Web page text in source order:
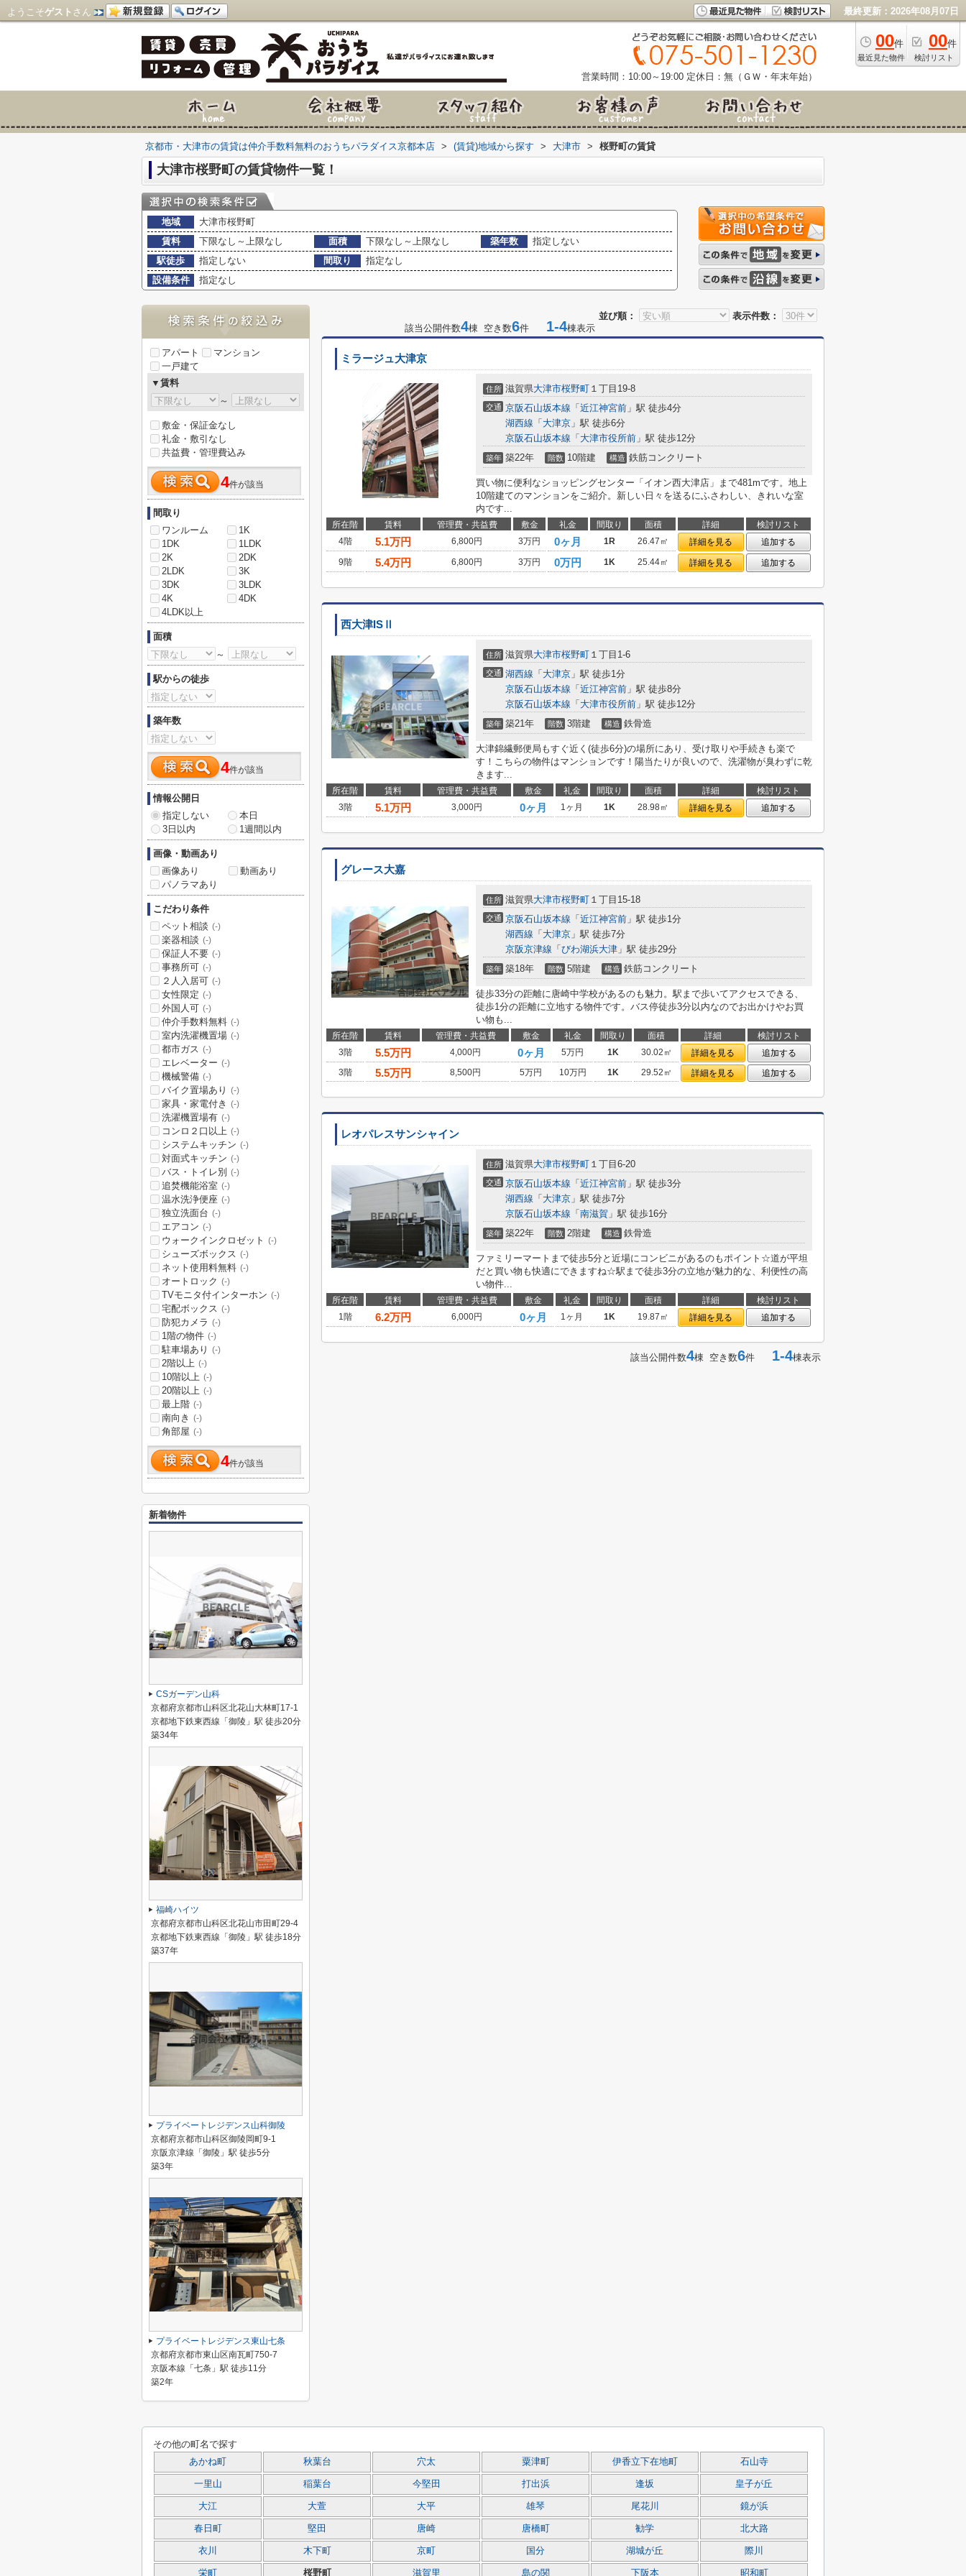
ようこそゲスト さん 最終更新：2026年08月07日
00件
最近見た物件
00件
検討リスト
営業時間：10:00～19:00 定休日：無（ＧＷ・年末年始）
京都市・大津市の賃貸は仲介手数料無料のおうちパラダイス京都本店 > (賃貸)地域から探す > 大津市 > 桜野町の賃貸
大津市桜野町の賃貸物件一覧！
地域
大津市桜野町
賃料
下限なし～上限なし 面積 下限なし～上限なし 築年数
指定しない
駅徒歩
指定しない 間取り
指定なし
設備条件
指定なし
並び順：
表示件数：
該当公開件数4棟 空き数6件 1-4棟表示
ミラージュ大津京
住所 滋賀県大津市桜野町 １丁目19-8
交通 京阪石山坂本線 「 近江神宮前 」駅 徒歩4分
湖西線 「 大津京 」駅 徒歩6分
京阪石山坂本線 「 大津市役所前 」駅 徒歩12分
築年 築22年 階数 10階建 構造 鉄筋コンクリート
買い物に便利なショッピングセンター「イオン西大津店」まで481mです。地上
10階建てのマンションをご紹介。新しい日々を送るにふさわしい、きれいな室
内です...
所在階 賃料 管理費・共益費 敷金 礼金 間取り 面積 詳細
検討リスト
4階
5.1万円 6,800円 3万円 0ヶ月 1R 26.47㎡ 詳細を見る
追加する
9階
5.4万円 6,800円 3万円 0万円 1K 25.44㎡ 詳細を見る 追加する
西大津ISⅡ
住所 滋賀県大津市桜野町 １丁目1-6
交通 湖西線 「 大津京 」駅 徒歩1分
京阪石山坂本線 「 近江神宮前 」駅 徒歩8分
京阪石山坂本線 「 大津市役所前 」駅 徒歩12分
築年 築21年 階数 3階建 構造 鉄骨造
大津錦繊郵便局もすぐ近く(徒歩6分)の場所にあり、受け取りや手続きも楽で
す！こちらの物件はマンションです！陽当たりが良いので、洗濯物が臭わずに乾
きます...
所在階 賃料 管理費・共益費 敷金 礼金 間取り 面積 詳細
検討リスト
3階
5.1万円 3,000円 0ヶ月 1ヶ月 1K 28.98㎡ 詳細を見る 追加する
グレース大嘉
住所 滋賀県大津市桜野町 １丁目15-18
交通 京阪石山坂本線 「 近江神宮前 」駅 徒歩1分
湖西線 「 大津京 」駅 徒歩7分
京阪京津線 「 びわ湖浜大津 」駅 徒歩29分
築年 築18年 階数 5階建 構造 鉄筋コンクリート
徒歩33分の距離に唐崎中学校があるのも魅力。駅まで歩いてアクセスできる、
徒歩1分の距離に立地する物件です。バス停徒歩3分以内なのでお出かけやお買
い物も...
所在階 賃料 管理費・共益費 敷金 礼金 間取り 面積 詳細
検討リスト
3階
5.5万円 4,000円 0ヶ月 5万円 1K 30.02㎡ 詳細を見る
追加する
3階
5.5万円 8,500円 5万円 10万円 1K 29.52㎡ 詳細を見る 追加する
レオパレスサンシャイン
住所 滋賀県大津市桜野町 １丁目6-20
交通 京阪石山坂本線 「 近江神宮前 」駅 徒歩3分
湖西線 「 大津京 」駅 徒歩7分
京阪石山坂本線 「 南滋賀 」駅 徒歩16分
築年 築22年 階数 2階建 構造 鉄骨造
ファミリーマートまで徒歩5分と近場にコンビニがあるのもポイント☆道が平坦
だと買い物も快適にできますね☆駅まで徒歩3分の立地が魅力的な、利便性の高
い物件...
所在階 賃料 管理費・共益費 敷金 礼金 間取り 面積 詳細
検討リスト
1階
6.2万円 6,000円 0ヶ月 1ヶ月 1K 19.87㎡ 詳細を見る 追加する
該当公開件数4棟 空き数6件 1-4棟表示
アパート
マンション
一戸建て
▼賃料
～
敷金・保証金なし
礼金・敷引なし
共益費・管理費込み
4件が該当
間取り
ワンルーム
1K
1DK
1LDK
2K
2DK
2LDK
3K
3DK
3LDK
4K
4DK
4LDK以上
面積
～
駅からの徒歩
築年数
4件が該当
情報公開日
指定しない
本日
3日以内
1週間以内
画像・動画あり
画像あり
動画あり
パノラマあり
こだわり条件
ペット相談 (-)
楽器相談 (-)
保証人不要 (-)
事務所可 (-)
２人入居可 (-)
女性限定 (-)
外国人可 (-)
仲介手数料無料 (-)
室内洗濯機置場 (-)
都市ガス (-)
エレベーター (-)
機械警備 (-)
バイク置場あり (-)
家具・家電付き (-)
洗濯機置場有 (-)
コンロ２口以上 (-)
システムキッチン (-)
対面式キッチン (-)
バス・トイレ別 (-)
追焚機能浴室 (-)
温水洗浄便座 (-)
独立洗面台 (-)
エアコン (-)
ウォークインクロゼット (-)
シューズボックス (-)
ネット使用料無料 (-)
オートロック (-)
TVモニタ付インターホン (-)
宅配ボックス (-)
防犯カメラ (-)
1階の物件 (-)
駐車場あり (-)
2階以上 (-)
10階以上 (-)
20階以上 (-)
最上階 (-)
南向き (-)
角部屋 (-)
4件が該当
新着物件
CSガーデン山科
京都府京都市山科区北花山大林町17-1
京都地下鉄東西線「御陵」駅 徒歩20分
築34年
福崎ハイツ
京都府京都市山科区北花山市田町29-4
京都地下鉄東西線「御陵」駅 徒歩18分
築37年
プライベートレジデンス山科御陵
京都府京都市山科区御陵岡町9-1
京阪京津線「御陵」駅 徒歩5分
築3年
プライベートレジデンス東山七条
京都府京都市東山区南瓦町750-7
京阪本線「七条」駅 徒歩11分
築2年
その他の町名で探す
あかね町 秋葉台 穴太 粟津町 伊香立下在地町 石山寺
一里山 稲葉台 今堅田 打出浜 逢坂 皇子が丘
大江 大萱 大平 雄琴 尾花川 鏡が浜
春日町 堅田 唐崎 唐橋町 勧学 北大路
衣川 木下町 京町 国分 湖城が丘 際川
栄町 桜野町 滋賀里 島の関 下阪本 昭和町